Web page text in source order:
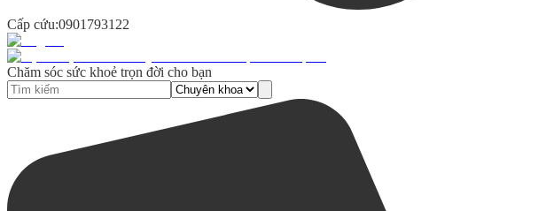
Cấp cứu:0901793122
Chăm sóc sức khoẻ trọn đời cho bạn